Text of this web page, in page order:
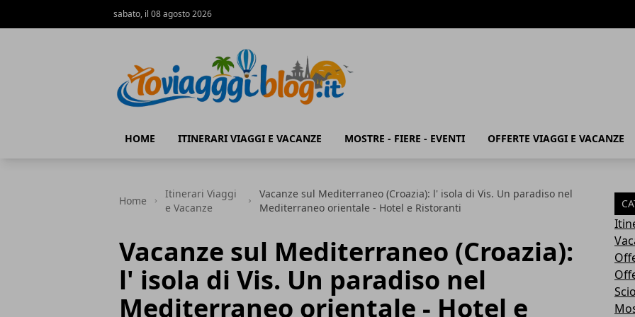
sabato, il 08 agosto 2026
HOME ITINERARI VIAGGI E VACANZE MOSTRE - FIERE - EVENTI OFFERTE VIAGGI E VACANZE
Home
Itinerari Viaggi
e Vacanze
Vacanze sul Mediterraneo (Croazia): l' isola di Vis. Un paradiso nel
Mediterraneo orientale - Hotel e Ristoranti
Vacanze sul Mediterraneo (Croazia):
l' isola di Vis. Un paradiso nel
Mediterraneo orientale - Hotel e